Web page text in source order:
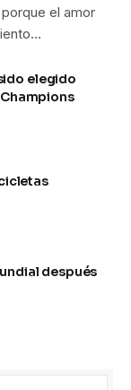
el amor
elegido
después